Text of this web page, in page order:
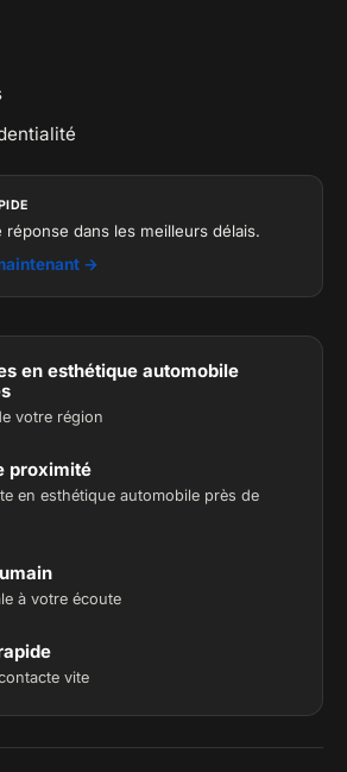
réponse dans les meilleurs délais.
→
en esthétique automobile
votre région
proximité
en esthétique automobile près de
à votre écoute
vite